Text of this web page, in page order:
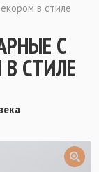
в стиле
С
СТИЛЕ